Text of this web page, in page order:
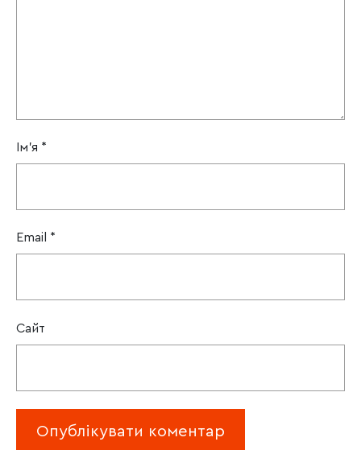
Ім'я *
Email *
Сайт